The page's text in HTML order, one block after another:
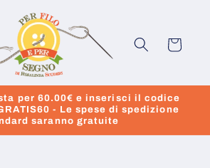
Carrello
per 60.00€ e inserisci il codice
- Le spese di spedizione
saranno gratuite